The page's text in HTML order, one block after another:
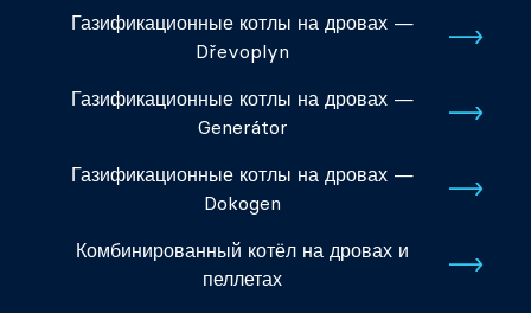
Газификационные котлы на дровах —
Dřevoplyn
Газификационные котлы на дровах —
Generátor
Газификационные котлы на дровах —
Dokogen
Комбинированный котёл на дровах и
пеллетах